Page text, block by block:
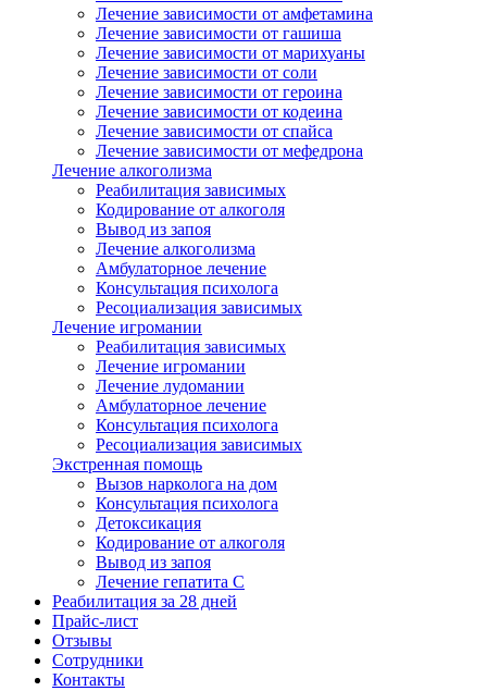
Лечение зависимости от амфетамина
Лечение зависимости от гашиша
Лечение зависимости от марихуаны
Лечение зависимости от соли
Лечение зависимости от героина
Лечение зависимости от кодеина
Лечение зависимости от спайса
Лечение зависимости от мефедрона
Лечение алкоголизма
Реабилитация зависимых
Кодирование от алкоголя
Вывод из запоя
Лечение алкоголизма
Амбулаторное лечение
Консультация психолога
Ресоциализация зависимых
Лечение игромании
Реабилитация зависимых
Лечение игромании
Лечение лудомании
Амбулаторное лечение
Консультация психолога
Ресоциализация зависимых
Экстренная помощь
Вызов нарколога на дом
Консультация психолога
Детоксикация
Кодирование от алкоголя
Вывод из запоя
Лечение гепатита С
Реабилитация за 28 дней
Прайс-лист
Отзывы
Сотрудники
Контакты